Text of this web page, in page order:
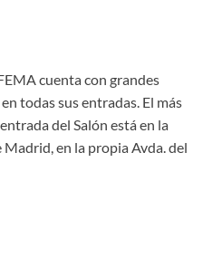
cuenta con grandes
todas sus entradas. El más
del Salón está en la
Madrid, en la propia Avda. del